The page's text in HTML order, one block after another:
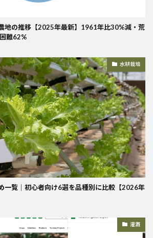
地の推移【2025年最新】1961年比30%減・荒
難62%
水耕栽培
一覧｜初心者向け6選を品種別に比較【2026年
灌漑